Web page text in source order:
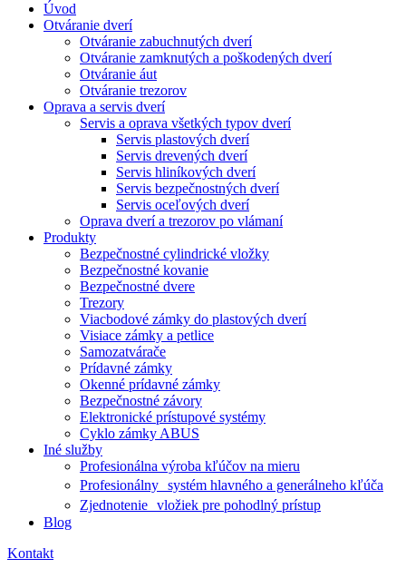
Úvod
Otváranie dverí
Otváranie zabuchnutých dverí
Otváranie zamknutých a poškodených dverí
Otváranie áut
Otváranie trezorov
Oprava a servis dverí
Servis a oprava všetkých typov dverí
Servis plastových dverí
Servis drevených dverí
Servis hliníkových dverí
Servis bezpečnostných dverí
Servis oceľových dverí
Oprava dverí a trezorov po vlámaní
Produkty
Bezpečnostné cylindrické vložky
Bezpečnostné kovanie
Bezpečnostné dvere
Trezory
Viacbodové zámky do plastových dverí
Visiace zámky a petlice
Samozatvárače
Prídavné zámky
Okenné prídavné zámky
Bezpečnostné závory
Elektronické prístupové systémy
Cyklo zámky ABUS
Iné služby
Profesionálna výroba kľúčov na mieru
Profesionálny systém hlavného a generálneho kľúča
Zjednotenie vložiek pre pohodlný prístup
Blog
Kontakt